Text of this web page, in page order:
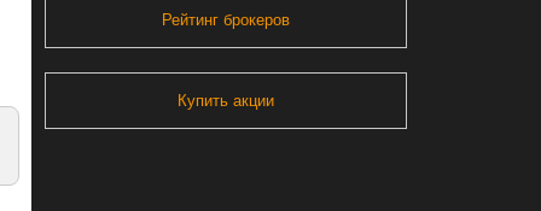
Рейтинг брокеров
Купить акции